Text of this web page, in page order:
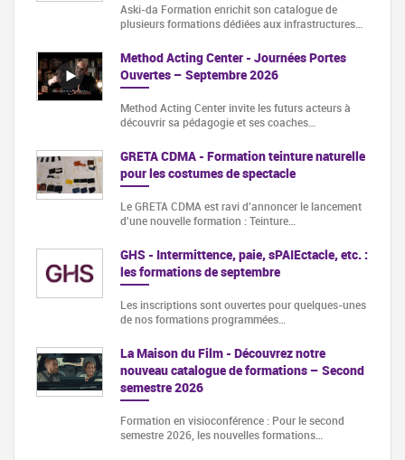
Aski-da Formation enrichit son catalogue de
plusieurs formations dédiées aux infrastructures…
Method Acting Center - Journées Portes
Ouvertes – Septembre 2026
Method Acting Center invite les futurs acteurs à
découvrir sa pédagogie et ses coaches…
GRETA CDMA - Formation teinture naturelle
pour les costumes de spectacle
Le GRETA CDMA est ravi d'annoncer le lancement
d'une nouvelle formation : Teinture…
GHS - Intermittence, paie, sPAIEctacle, etc. :
les formations de septembre
Les inscriptions sont ouvertes pour quelques-unes
de nos formations programmées…
La Maison du Film - Découvrez notre
nouveau catalogue de formations – Second
semestre 2026
Formation en visioconférence : Pour le second
semestre 2026, les nouvelles formations…